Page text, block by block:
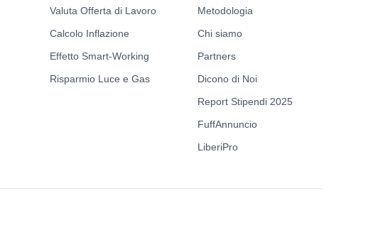
Valuta Offerta di Lavoro
Calcolo Inflazione
Effetto Smart-Working
Risparmio Luce e Gas
Metodologia
Chi siamo
Partners
Dicono di Noi
Report Stipendi 2025
FuffAnnuncio
LiberiPro